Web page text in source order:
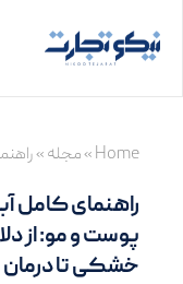
Home
»مجله»
راهنمای کامل
پوست و مو: از
خشکی تا درمان